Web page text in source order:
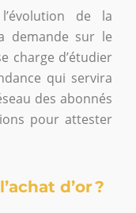
de la
demande sur le
charge d’étudier
qui servira
des abonnés
pour attester
d’or ?